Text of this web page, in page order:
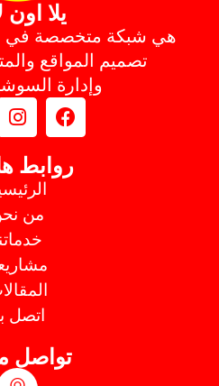
يلا اون
هي شبكة متخصصة في
تصميم المواقع
وإدارة
روابط
من
اتصل
تواصل